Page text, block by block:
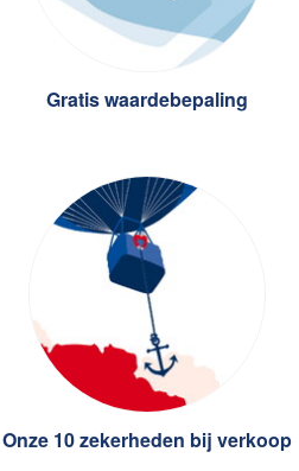
Taxatie
Check
Gratis waardebepaling
Onze 10 zekerheden bij verkoop